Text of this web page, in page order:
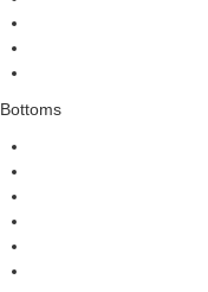
Bottoms